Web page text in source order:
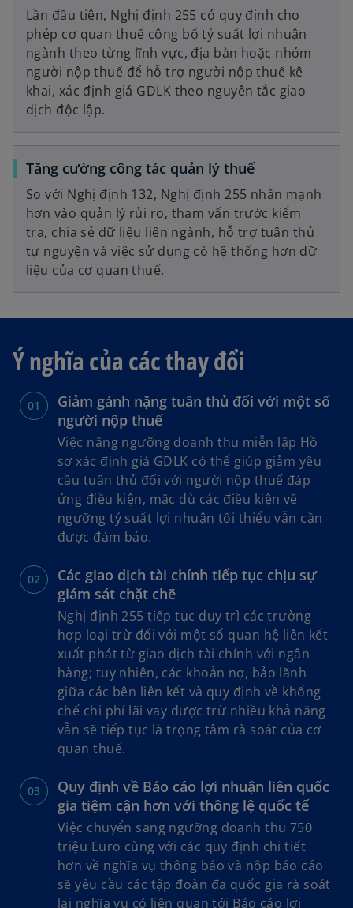
Lần đầu tiên, Nghị định 255 có quy định cho
phép cơ quan thuế công bố tỷ suất lợi nhuận
ngành theo từng lĩnh vực, địa bàn hoặc nhóm
người nộp thuế để hỗ trợ người nộp thuế kê
khai, xác định giá GDLK theo nguyên tắc giao
dịch độc lập.
Tăng cường công tác quản lý thuế
So với Nghị định 132, Nghị định 255 nhấn mạnh
hơn vào quản lý rủi ro, tham vấn trước kiểm
tra, chia sẻ dữ liệu liên ngành, hỗ trợ tuân thủ
tự nguyện và việc sử dụng có hệ thống hơn dữ
liệu của cơ quan thuế.
Ý nghĩa của các thay đổi
Giảm gánh nặng tuân thủ đối với một số
người nộp thuế
Việc nâng ngưỡng doanh thu miễn lập Hồ
sơ xác định giá GDLK có thể giúp giảm yêu
cầu tuân thủ đối với người nộp thuế đáp
ứng điều kiện, mặc dù các điều kiện về
ngưỡng tỷ suất lợi nhuận tối thiểu vẫn cần
được đảm bảo.
Các giao dịch tài chính tiếp tục chịu sự
giám sát chặt chẽ
Nghị định 255 tiếp tục duy trì các trường
hợp loại trừ đối với một số quan hệ liên kết
xuất phát từ giao dịch tài chính với ngân
hàng; tuy nhiên, các khoản nợ, bảo lãnh
giữa các bên liên kết và quy định về khống
chế chi phí lãi vay được trừ nhiều khả năng
vẫn sẽ tiếp tục là trọng tâm rà soát của cơ
quan thuế.
Quy định về Báo cáo lợi nhuận liên quốc
gia tiệm cận hơn với thông lệ quốc tế
Việc chuyển sang ngưỡng doanh thu 750
triệu Euro cùng với các quy định chi tiết
hơn về nghĩa vụ thông báo và nộp báo cáo
sẽ yêu cầu các tập đoàn đa quốc gia rà soát
lại nghĩa vụ có liên quan tới Báo cáo lợi